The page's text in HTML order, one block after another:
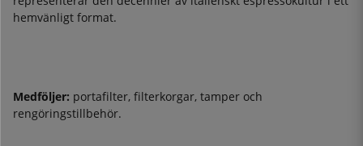
hemvänligt format.
Medföljer: portafilter, filterkorgar, tamper och
rengöringstillbehör.